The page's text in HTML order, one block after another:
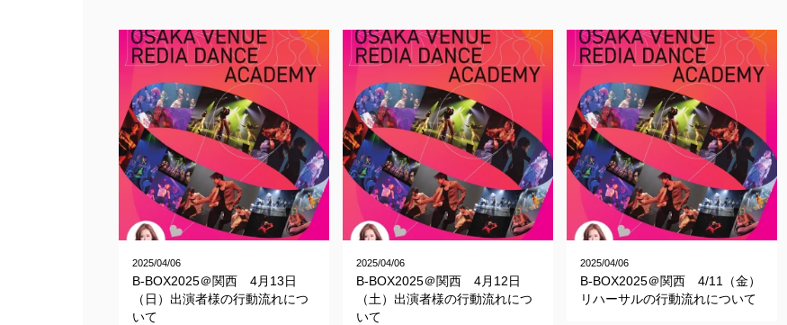
2025/04/06
B-BOX2025＠関西 4月13日
（日）出演者様の行動流れにつ
いて
2025/04/06
B-BOX2025＠関西 4月12日
（土）出演者様の行動流れにつ
いて
2025/04/06
B-BOX2025＠関西 4/11（金）
リハーサルの行動流れについて